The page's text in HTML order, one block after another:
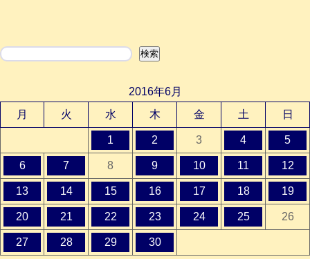
検索 検索
2016年6月
月
火 水 木 金 土 日
1 2 3 4 5
6 7 8 9 10 11 12
13 14 15 16 17 18 19
20 21 22 23 24 25 26
27 28 29 30